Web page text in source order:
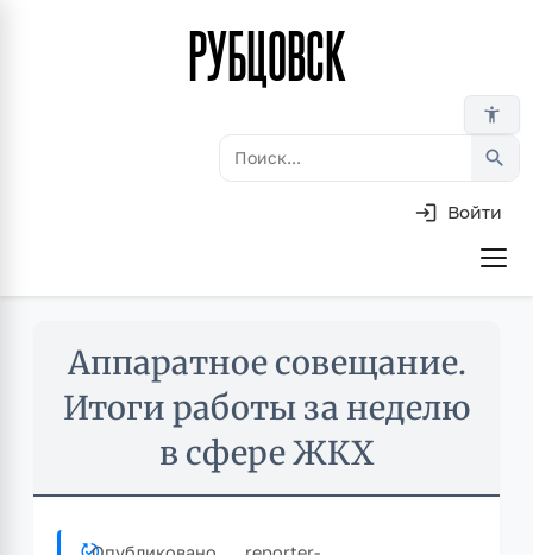
main
content
РУБЦОВСК
accessibility_new
search
Войти
Аппаратное совещание.
Итоги работы за неделю
в сфере ЖКХ